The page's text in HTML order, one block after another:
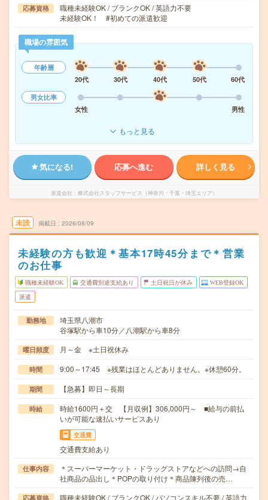
応募資格
職種未経験OK / ブランクOK / 英語力不要
未経験OK！ #初めての派遣歓迎
職場の雰囲気
年齢層
20代
30代 40代 50代
60代
男女比率
女性
男性
もっと見る
気になる! 応募へ進む 詳しく見る
派遣会社 株式会社スタッフサービス（神奈川・千葉・埼玉エリア）
未読 掲載日 2026/08/09
未経験の方も歓迎＊基本17時45分まで＊営業
のお仕事
職種未経験OK 交通費別途支給あり 土日祝日が休み WEB登録OK
派遣
勤務地
埼玉県八潮市
谷塚駅から車10分／八潮駅から車8分
曜日頻度 月～金 ※土日祝休み
時間 9:00～17:45 ※残業はほとんどありません。※休憩60分。
期間 【急募】即日～長期
時給
時給1600円＋交 【月収例】306,000円～ ■給与の前払
いが可能な速払いサービスあり
交通費
交通費支給あり
仕事内容
＊スーパーマーケット・ドラッグストアなどへの訪問→自
社商品の品出し＊POPの取り付け＊商品陳列後の売…
応募資格
職種未経験OK / ブランクOK / パソコンスキル不要 / 英語力